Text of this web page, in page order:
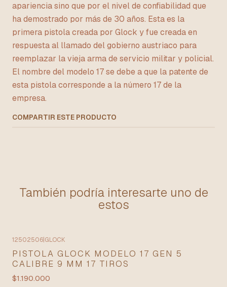
apariencia sino que por el nivel de confiabilidad que
ha demostrado por más de 30 años. Esta es la
primera pistola creada por Glock y fue creada en
respuesta al llamado del gobierno austriaco para
reemplazar la vieja arma de servicio militar y policial.
El nombre del modelo 17 se debe a que la patente de
esta pistola corresponde a la número 17 de la
empresa.
COMPARTIR ESTE PRODUCTO
También podría interesarte uno de
estos
12502506 GLOCK
PISTOLA GLOCK MODELO 17 GEN 5
CALIBRE 9 MM 17 TIROS
$1.190.000